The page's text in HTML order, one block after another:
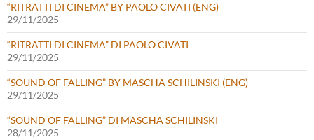
“RITRATTI DI CINEMA” BY PAOLO CIVATI (ENG)
29/11/2025
“RITRATTI DI CINEMA” DI PAOLO CIVATI
29/11/2025
“SOUND OF FALLING” BY MASCHA SCHILINSKI (ENG)
29/11/2025
“SOUND OF FALLING” DI MASCHA SCHILINSKI
28/11/2025